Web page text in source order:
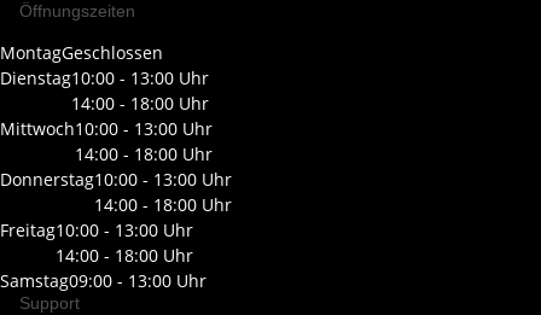
Öffnungszeiten
MontagGeschlossen
Dienstag10:00 - 13:00 Uhr
14:00 - 18:00 Uhr
Mittwoch10:00 - 13:00 Uhr
14:00 - 18:00 Uhr
Donnerstag10:00 - 13:00 Uhr
14:00 - 18:00 Uhr
Freitag10:00 - 13:00 Uhr
14:00 - 18:00 Uhr
Samstag09:00 - 13:00 Uhr
Support